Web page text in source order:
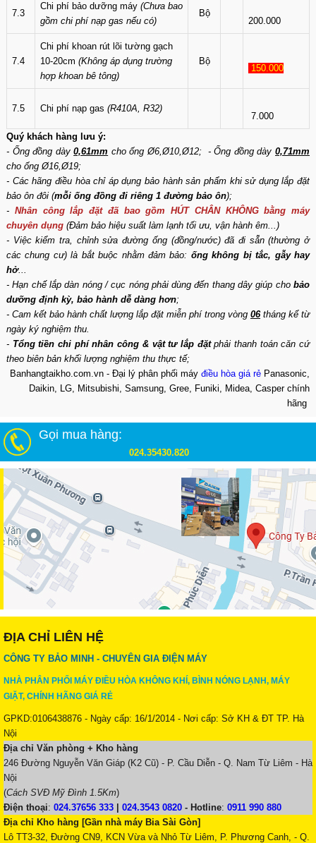
7.3
Chi phí bảo dưỡng máy (Chưa bao
gồm chi phí nạp gas nếu có)
Bộ
200.000
7.4
Chi phí khoan rút lõi tường gạch
10-20cm (Không áp dụng trường
hợp khoan bê tông)
Bộ
150.000
7.5 Chi phí nạp gas (R410A, R32)
7.000
Quý khách hàng lưu ý:
- Ống đồng dày0,61mm cho ống Ø6,Ø10,Ø12; - Ống đồng dày0,71mm
cho ống Ø16,Ø19;
- Các hãng điều hòa chỉ áp dụng bảo hành sản phẩm khi sử dụng lắp đặt
bảo ôn đôi (mỗi ống đồng đi riêng 1 đường bảo ôn);
- Nhân công lắp đặt đã bao gồm HÚT CHÂN KHÔNG bằng máy
chuyên dụng (Đảm bảo hiệu suất làm lạnh tối ưu, vận hành êm...)
- Việc kiểm tra, chỉnh sửa đường ống (đồng/nước) đã đi sẵn (thường ở
các chung cư) là bắt buộc nhằm đảm bảo: ống không bị tắc, gẫy hay
hở...
- Hạn chế lắp dàn nóng / cục nóng phải dùng đến thang dây giúp chobảo
dưỡng định kỳ, bảo hành dễ dàng hơn;
- Cam kết bảo hành chất lượng lắp đặt miễn phí trong vòng 06tháng kể từ
ngày ký nghiệm thu.
- Tổng tiền chi phí nhân công & vật tư lắp đặtphải thanh toán căn cứ
theo biên bản khối lượng nghiệm thu thực tế;
Banhangtaikho.com.vn - Đại lý phân phối máy điều hòa giá rẻ Panasonic,
Daikin, LG, Mitsubishi, Samsung, Gree, Funiki, Midea, Casper chính
hãng
Gọi mua hàng:
024.35430.820
ĐỊA CHỈ LIÊN HỆ
CÔNG TY BẢO MINH - CHUYÊN GIA ĐIỆN MÁY
NHÀ PHÂN PHỐI MÁY ĐIỀU HÒA KHÔNG KHÍ, BÌNH NÓNG LẠNH, MÁY
GIẶT, CHÍNH HÃNG GIÁ RẺ
GPKD:0106438876 - Ngày cấp: 16/1/2014 - Nơi cấp: Sở KH & ĐT TP. Hà
Nội
Địa chỉ Văn phòng + Kho hàng
246 Đường Nguyễn Văn Giáp (K2 Cũ) - P. Cầu Diễn - Q. Nam Từ Liêm - Hà
Nội
(Cách SVĐ Mỹ Đình 1.5Km)
Điện thoại: 024.37656 333 024.3543 0820 - Hotline: 0911 990 880
Địa chỉ Kho hàng [Gần nhà máy Bia Sài Gòn]
Lô TT3-32, Đường CN9, KCN Vừa và Nhỏ Từ Liêm, P. Phương Canh, - Q.